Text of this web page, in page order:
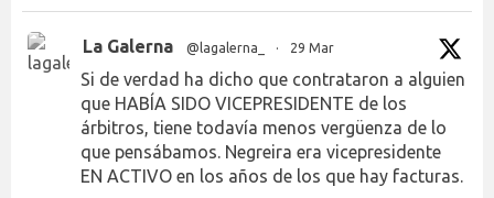
La Galerna @lagalerna_ · 29 Mar
Si de verdad ha dicho que contrataron a alguien
que HABÍA SIDO VICEPRESIDENTE de los
árbitros, tiene todavía menos vergüenza de lo
que pensábamos. Negreira era vicepresidente
EN ACTIVO en los años de los que hay facturas.